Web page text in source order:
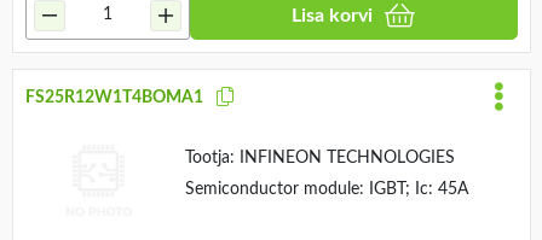
Lisa korvi
FS25R12W1T4BOMA1
Tootja:
INFINEON TECHNOLOGIES
Semiconductor module: IGBT; Ic: 45A